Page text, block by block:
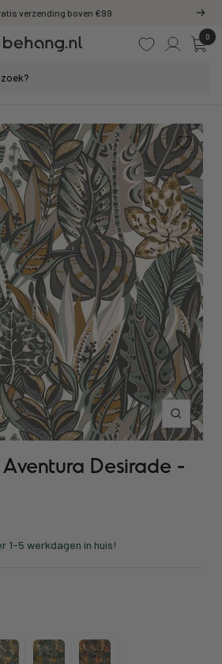
verzending boven €99
0
Behang.nl
Inzoomen
Desirade -
1-5 werkdagen in huis!